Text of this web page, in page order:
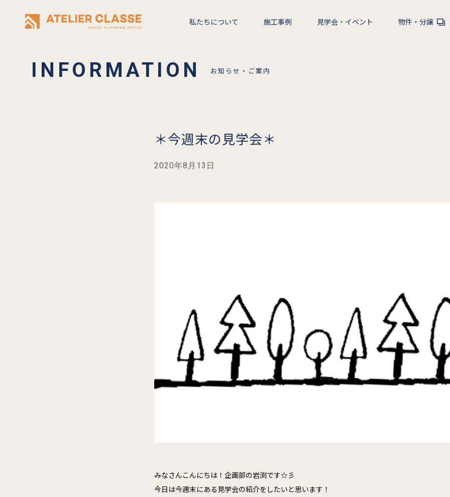
私たちについて 施工事例 見学会・イベント 物件・分譲
お知らせ・ご案内
＊今週末の見学会＊
2020年8月13日
みなさんこんにちは！企画部の岩渕です☆彡
今日は今週末にある見学会の紹介をしたいと思います！